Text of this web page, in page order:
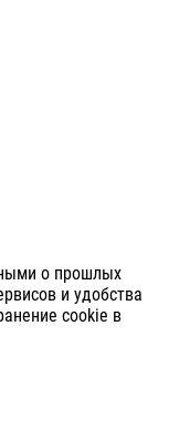
о прошлых
и удобства
cookie в